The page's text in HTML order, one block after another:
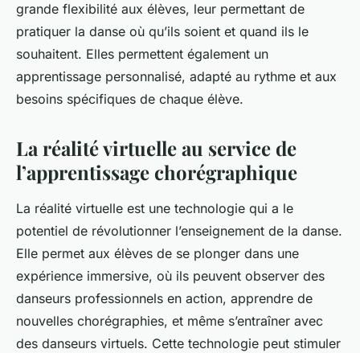
grande flexibilité aux élèves, leur permettant de
pratiquer la danse où qu’ils soient et quand ils le
souhaitent. Elles permettent également un
apprentissage personnalisé, adapté au rythme et aux
besoins spécifiques de chaque élève.
La réalité virtuelle au service de
l’apprentissage chorégraphique
La réalité virtuelle est une technologie qui a le
potentiel de révolutionner l’enseignement de la danse.
Elle permet aux élèves de se plonger dans une
expérience immersive, où ils peuvent observer des
danseurs professionnels en action, apprendre de
nouvelles chorégraphies, et même s’entraîner avec
des danseurs virtuels. Cette technologie peut stimuler